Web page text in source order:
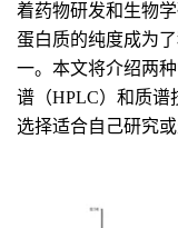
着药物研发和生物
蛋白质的纯度成为
一。本文将介绍两
谱（HPLC）和质谱
选择适合自己研究或